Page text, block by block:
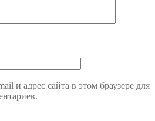
и адрес сайта в этом браузере для